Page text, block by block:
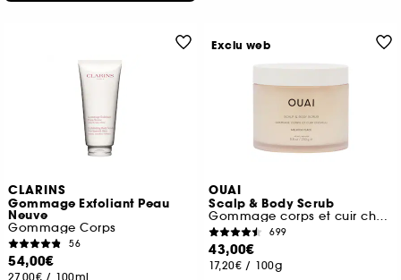
CLARINS
Gommage Exfoliant Peau
Neuve
Gommage Corps
56
54,00€
27,00€ / 100ml
OUAI
Scalp & Body Scrub
Gommage corps et cuir chevelu
699
43,00€
17,20€ / 100g
Exclu web